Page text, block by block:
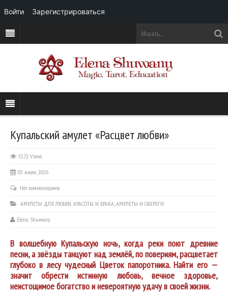
Купальский амулет «Расцвет любви»
5172 Views
05 июля, 2026
Нет комментариев
АМУЛЕТЫ ДЛЯ ЛЮБВИ, КРАСОТЫ И БРАКА,АМУЛЕТЫ И ОБЕРЕГИ
Elena Shuwany
В волшебную Купальскую ночь, когда реки поют древние
песни, а звёзды танцуют над землёй, по повериям, расцветает
глубоко в лесу чудесный Цветок папоротника. Найти его —
значит обрести истинную любовь, вечное здоровье,
неистощимое богатство и невероятную удачу в своей жизни.
Войти Зарегистрироваться